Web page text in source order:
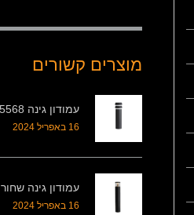
מוצרים קשורים
עמודון גינה 525568
16 באפריל 2024
עמודון גינה שחור 523779
16 באפריל 2024